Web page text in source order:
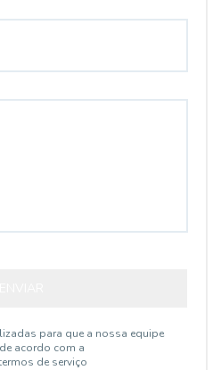
para que a nossa equipe
acordo com a
de serviço